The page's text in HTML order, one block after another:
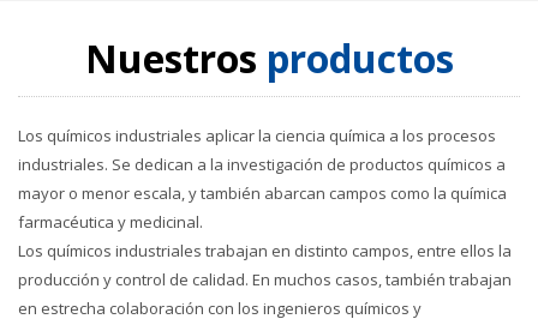
Nuestros productos
Los químicos industriales aplicar la ciencia química a los procesos
industriales. Se dedican a la investigación de productos químicos a
mayor o menor escala, y también abarcan campos como la química
farmacéutica y medicinal.
Los químicos industriales trabajan en distinto campos, entre ellos la
producción y control de calidad. En muchos casos, también trabajan
en estrecha colaboración con los ingenieros químicos y